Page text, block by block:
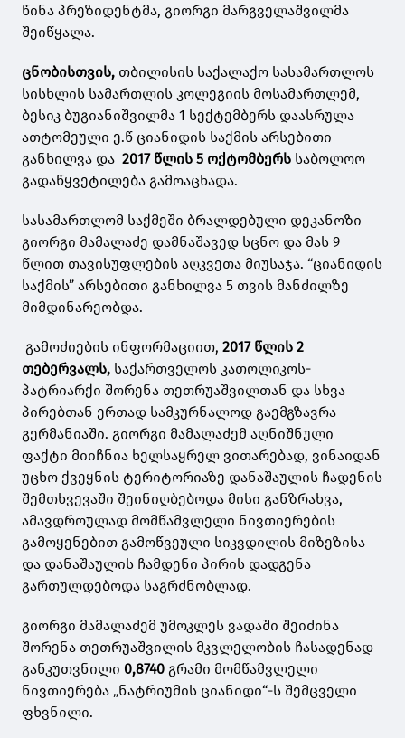
წინა პრეზიდენტმა, გიორგი მარგველაშვილმა
შეიწყალა.
ცნობისთვის, თბილისის საქალაქო სასამართლოს
სისხლის სამართლის კოლეგიის მოსამართლემ,
ბესიკ ბუგიანიშვილმა 1 სექტემბერს დაასრულა
ათტომეული ე.წ ციანიდის საქმის არსებითი
განხილვა და 2017 წლის 5 ოქტომბერს საბოლოო
გადაწყვეტილება გამოაცხადა.
სასამართლომ საქმეში ბრალდებული დეკანოზი
გიორგი მამალაძე დამნაშავედ სცნო და მას 9
წლით თავისუფლების აღკვეთა მიუსაჯა. “ციანიდის
საქმის” არსებითი განხილვა 5 თვის მანძილზე
მიმდინარეობდა.
გამოძიების ინფორმაციით, 2017 წლის 2
თებერვალს, საქართველოს კათოლიკოს-
პატრიარქი შორენა თეთრუაშვილთან და სხვა
პირებთან ერთად სამკურნალოდ გაემგზავრა
გერმანიაში. გიორგი მამალაძემ აღნიშნული
ფაქტი მიიჩნია ხელსაყრელ ვითარებად, ვინაიდან
უცხო ქვეყნის ტერიტორიაზე დანაშაულის ჩადენის
შემთხვევაში შეინიღბებოდა მისი განზრახვა,
ამავდროულად მომწამვლელი ნივთიერების
გამოყენებით გამოწვეული სიკვდილის მიზეზისა
და დანაშაულის ჩამდენი პირის დადგენა
გართულდებოდა საგრძნობლად.
გიორგი მამალაძემ უმოკლეს ვადაში შეიძინა
შორენა თეთრუაშვილის მკვლელობის ჩასადენად
განკუთვნილი 0,8740 გრამი მომწამვლელი
ნივთიერება „ნატრიუმის ციანიდი“-ს შემცველი
ფხვნილი.